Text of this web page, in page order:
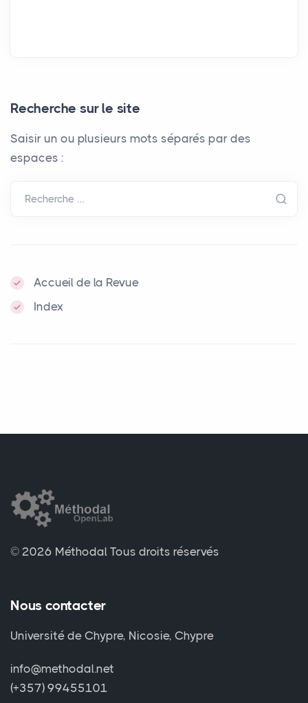
Recherche sur le site
Saisir un ou plusieurs mots séparés par des
espaces :
Recherche …
Accueil de la Revue
Index
© 2026 Méthodal Tous droits réservés
Nous contacter
Université de Chypre, Nicosie, Chypre
info@methodal.net
(+357) 99455101